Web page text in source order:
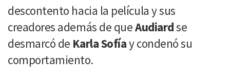
descontento hacia la película y sus
creadores además de queAudiardse
desmarcó de Karla Sofíay condenó su
comportamiento.